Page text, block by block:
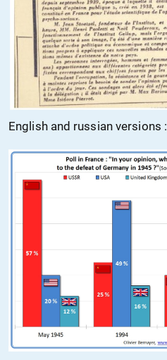
English and russian versions :